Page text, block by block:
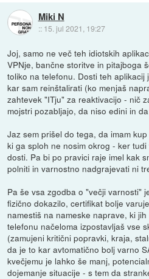
Miki N
:: 15. jul 2021, 19:27
Joj, samo ne več teh idiotskih
VPNje, bančne storitve in pitajboga
toliko na telefonu. Dosti teh
kar sam reinštalirati (ko menjaš
zahtevek "ITju" za reaktivacijo - nič
mojstri pozabljajo, da niso edini in
Jaz sem prišel do tega, da imam
ki ga sploh ne nosim okrog - ker
dosti. Pa bi po pravici raje imel kak
polniti in varnostno nadgrajevati ni
Pa še vsa zgodba o "večji varnosti"
fizično dokazilo, certifikat bolje
namestiš na nameske naprave, ki
telefonu načeloma izpostavljaš vse
(zamujeni kritični popravki, kraja,
da je to kar avtomatično bolj varno
kvečjemu je lahko še manj,
dojemanje situacije - s tem da